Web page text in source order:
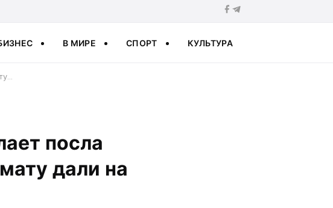
В МИРЕ СПОРТ КУЛЬТУРА
посла
дали на